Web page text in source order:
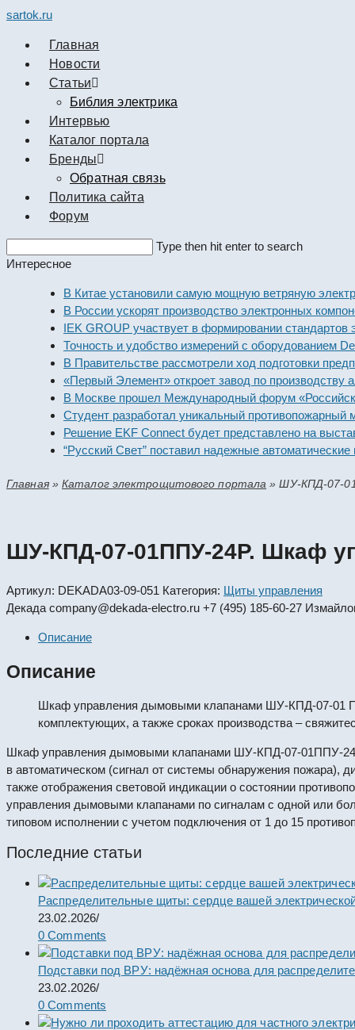
sartok.ru
Главная
Новости
Cтатьи
Библия электрика
Интервью
Каталог портала
Бренды
Обратная связь
Политика сайта
Форум
this
Type then hit enter to search
Интересное
В Китае установили самую мощную ветряную
В России ускорят производство электронных
IEK GROUP участвует в формировании стандартов
Точность и удобство измерений с оборудованием
В Правительстве рассмотрели ход подготовки
«Первый Элемент» откроет завод по производству
В Москве прошел Международный форум «Российская
Студент разработал уникальный противопожарный
Решение EKF Connect будет представлено на
“Русский Свет” поставил надежные автоматические
Главная»Каталог электрощитового портала »ШУ-КПД-07-
ШУ-КПД-07-01ППУ-24Р. Шкаф
Артикул: DEKADA03-09-051 Категория: Щиты управления
Декада company@dekada-electro.ru +7 (495) 185-60-27
Описание
Описание
Шкаф управления дымовыми клапанами ШУ-КПД-07-01
комплектующих, а также сроках производства –
Шкаф управления дымовыми клапанами ШУ-КПД-07-01ППУ-24Р
в автоматическом (сигнал от системы обнаружения пожара),
также отображения световой индикации о состоянии
управления дымовыми клапанами по сигналам с одной или
типовом исполнении с учетом подключения от 1 до 15
Последние статьи
Распределительные щиты: сердце вашей
23.02.2026/
0 Comments
Подставки под ВРУ: надёжная основа для
23.02.2026/
0 Comments